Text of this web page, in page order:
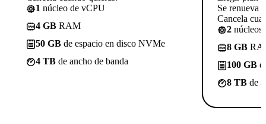
1 núcleo de vCPU
4 GB RAM
50 GB de espacio en disco NVMe
4 TB de ancho de banda
Se renueva
Cancela
2 núcleos
8 GB
100 GB
8 TB de